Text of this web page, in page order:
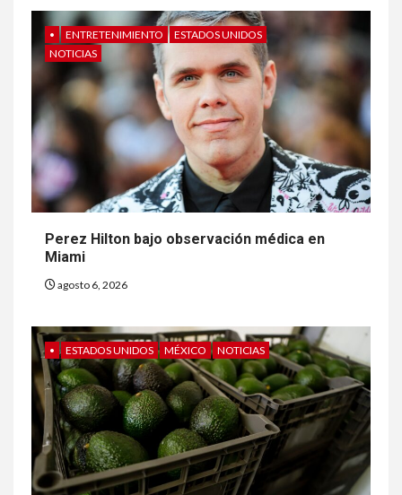
• ENTRETENIMIENTO
ESTADOS UNIDOS
NOTICIAS
Perez Hilton bajo observación médica en
Miami
agosto 6, 2026
• ESTADOS UNIDOS MÉXICO NOTICIAS